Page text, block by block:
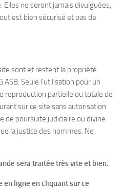
ne seront jamais divulguées,
est bien sécurisé et pas de
sont et restent la propriété
ASB. Seule l’utilisation pour un
reproduction partielle ou totale de
sur ce site sans autorisation
de poursuite judiciaire ou divine.
la justice des hommes. Ne
sera traitée très vite et bien.
en ligne en cliquant sur ce